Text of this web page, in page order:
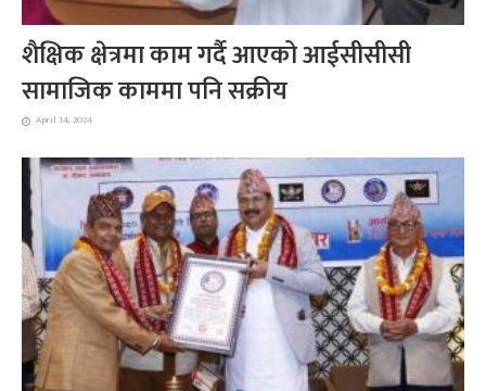
शैक्षिक क्षेत्रमा काम गर्दै आएको आईसीसीसी
सामाजिक काममा पनि सक्रीय
April 14, 2024